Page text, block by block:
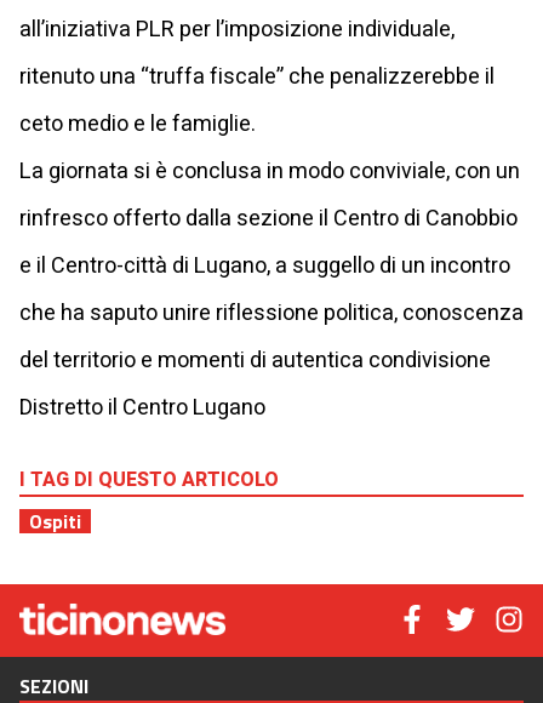
all’iniziativa PLR per l’imposizione individuale,
ritenuto una “truffa fiscale” che penalizzerebbe il
ceto medio e le famiglie.
La giornata si è conclusa in modo conviviale, con un
rinfresco offerto dalla sezione il Centro di Canobbio
e il Centro-città di Lugano, a suggello di un incontro
che ha saputo unire riflessione politica, conoscenza
del territorio e momenti di autentica condivisione
Distretto il Centro Lugano
I TAG DI QUESTO ARTICOLO
Ospiti
SEZIONI